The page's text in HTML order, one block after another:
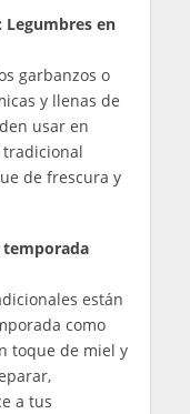
Legumbres en
garbanzos o
y llenas de
usar en
de frescura y
temporada
están
como
toque de miel y
a tus